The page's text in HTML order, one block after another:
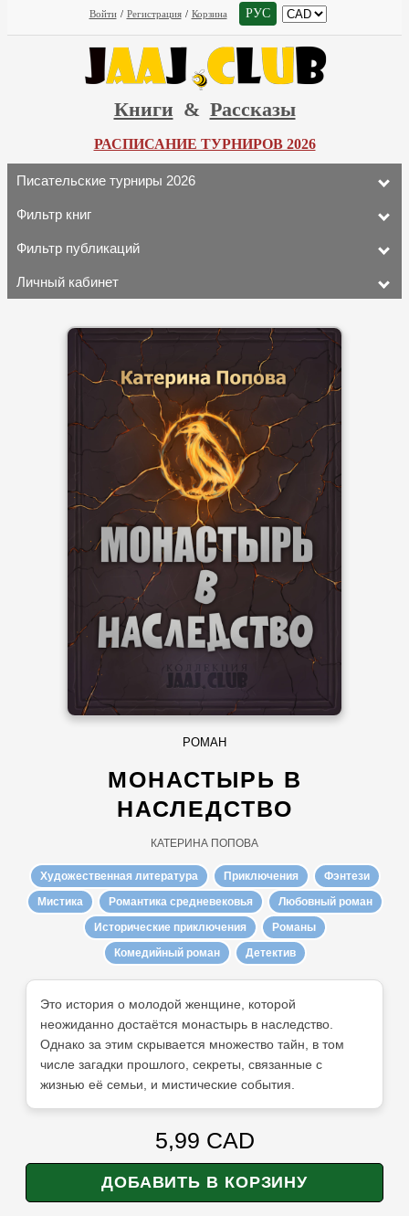
Войти / Регистрация / Корзина РУС
Книги & Рассказы
РАСПИСАНИЕ ТУРНИРОВ 2026
Писательские турниры 2026
Фильтр книг
Фильтр публикаций
Личный кабинет
РОМАН
МОНАСТЫРЬ В
НАСЛЕДСТВО
КАТЕРИНА ПОПОВА
Художественная литература Приключения
Фэнтези
Мистика
Романтика средневековья
Любовный роман
Исторические приключения
Романы
Комедийный роман
Детектив
Это история о молодой женщине, которой
неожиданно достаётся монастырь в наследство.
Однако за этим скрывается множество тайн, в том
числе загадки прошлого, секреты, связанные с
жизнью её семьи, и мистические события.
5,99 CAD